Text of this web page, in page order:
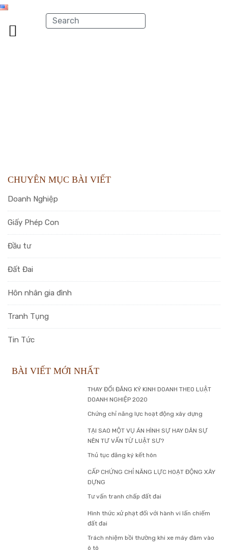
CHUYÊN MỤC BÀI VIẾT
Doanh Nghiệp
Giấy Phép Con
Đầu tư
Đất Đai
Hôn nhân gia đình
Tranh Tụng
Tin Tức
BÀI VIẾT MỚI NHẤT
THAY ĐỔI ĐĂNG KÝ KINH DOANH THEO LUẬT
DOANH NGHIỆP 2020
Chứng chỉ năng lực hoạt động xây dựng
TẠI SAO MỘT VỤ ÁN HÌNH SỰ HAY DÂN SỰ
NÊN TƯ VẤN TỪ LUẬT SƯ?
Thủ tục đăng ký kết hôn
CẤP CHỨNG CHỈ NĂNG LỰC HOẠT ĐỘNG XÂY
DỰNG
Tư vấn tranh chấp đất đai
Hình thức xử phạt đối với hành vi lấn chiếm
đất đai
Trách nhiệm bồi thường khi xe máy đâm vào
ô tô